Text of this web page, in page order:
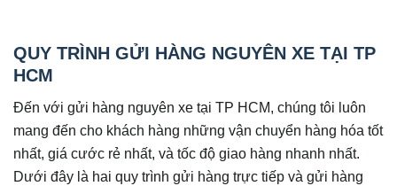
QUY TRÌNH GỬI HÀNG NGUYÊN XE TẠI TP
HCM
Đến với gửi hàng nguyên xe tại TP HCM, chúng tôi luôn
mang đến cho khách hàng những vận chuyển hàng hóa tốt
nhất, giá cước rẻ nhất, và tốc độ giao hàng nhanh nhất.
Dưới đây là hai quy trình gửi hàng trực tiếp và gửi hàng